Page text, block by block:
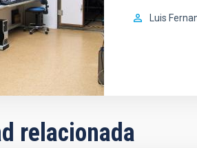
Luis
relacionada